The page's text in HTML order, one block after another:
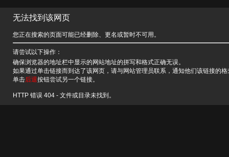
无法找到该网页
您正在搜索的页面可能已经删除、更名或暂时不可用。
请尝试以下操作：
确保浏览器的地址栏中显示的网站地址的拼写和格式正确无误。
如果通过单击链接而到达了该网页，请与网站管理员联系，通知他们该链接的
单击后退按钮尝试另一个链接。
HTTP 错误 404 - 文件或目录未找到。